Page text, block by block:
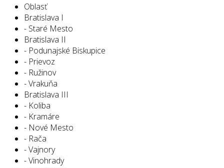
Oblasť
Bratislava I
- Staré Mesto
Bratislava II
- Podunajské Biskupice
- Prievoz
- Ružinov
- Vrakuňa
Bratislava III
- Koliba
- Kramáre
- Nové Mesto
- Rača
- Vajnory
- Vinohrady